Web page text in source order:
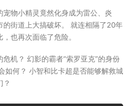
物小精灵竟然化身成为雷公、炎
的街道上大搞破坏。 就连相隔了20年
也再次面临了危险。
机？ 幻影的霸者“索罗亚克”的身份
如何？ 小智和比卡超是否能够解救城
？